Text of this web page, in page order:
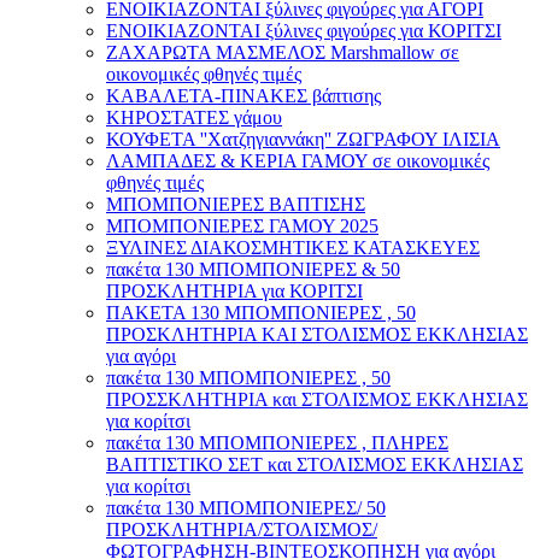
ΕΝΟΙΚΙΑΖΟΝΤΑΙ ξύλινες φιγούρες για ΑΓΟΡΙ
ΕΝΟΙΚΙΑΖΟΝΤΑΙ ξύλινες φιγούρες για ΚΟΡΙΤΣΙ
ΖΑΧΑΡΩΤΑ ΜΑΣΜΕΛΟΣ Marshmallow σε
οικονομικές φθηνές τιμές
ΚΑΒΑΛΕΤΑ-ΠΙΝΑΚΕΣ βάπτισης
ΚΗΡΟΣΤΑΤΕΣ γάμου
ΚΟΥΦΕΤΑ ''Χατζηγιαννάκη'' ΖΩΓΡΑΦΟΥ ΙΛΙΣΙΑ
ΛΑΜΠΑΔΕΣ & ΚΕΡΙΑ ΓΑΜΟΥ σε οικονομικές
φθηνές τιμές
ΜΠΟΜΠΟΝΙΕΡΕΣ ΒΑΠΤΙΣΗΣ
ΜΠΟΜΠΟΝΙΕΡΕΣ ΓΑΜΟΥ 2025
ΞΥΛΙΝΕΣ ΔΙΑΚΟΣΜΗΤΙΚΕΣ ΚΑΤΑΣΚΕΥΕΣ
πακέτα 130 ΜΠΟΜΠΟΝΙΕΡΕΣ & 50
ΠΡΟΣΚΛΗΤΗΡΙΑ για ΚΟΡΙΤΣΙ
ΠΑΚΕΤΑ 130 ΜΠΟΜΠΟΝΙΕΡΕΣ , 50
ΠΡΟΣΚΛΗΤΗΡΙΑ ΚΑΙ ΣΤΟΛΙΣΜΟΣ ΕΚΚΛΗΣΙΑΣ
για αγόρι
πακέτα 130 ΜΠΟΜΠΟΝΙΕΡΕΣ , 50
ΠΡΟΣΣΚΛΗΤΗΡΙΑ και ΣΤΟΛΙΣΜΟΣ ΕΚΚΛΗΣΙΑΣ
για κορίτσι
πακέτα 130 ΜΠΟΜΠΟΝΙΕΡΕΣ , ΠΛΗΡΕΣ
ΒΑΠΤΙΣΤΙΚΟ ΣΕΤ και ΣΤΟΛΙΣΜΟΣ ΕΚΚΛΗΣΙΑΣ
για κορίτσι
πακέτα 130 ΜΠΟΜΠΟΝΙΕΡΕΣ/ 50
ΠΡΟΣΚΛΗΤΗΡΙΑ/ΣΤΟΛΙΣΜΟΣ/
ΦΩΤΟΓΡΑΦΗΣΗ-ΒΙΝΤΕΟΣΚΟΠΗΣΗ για αγόρι